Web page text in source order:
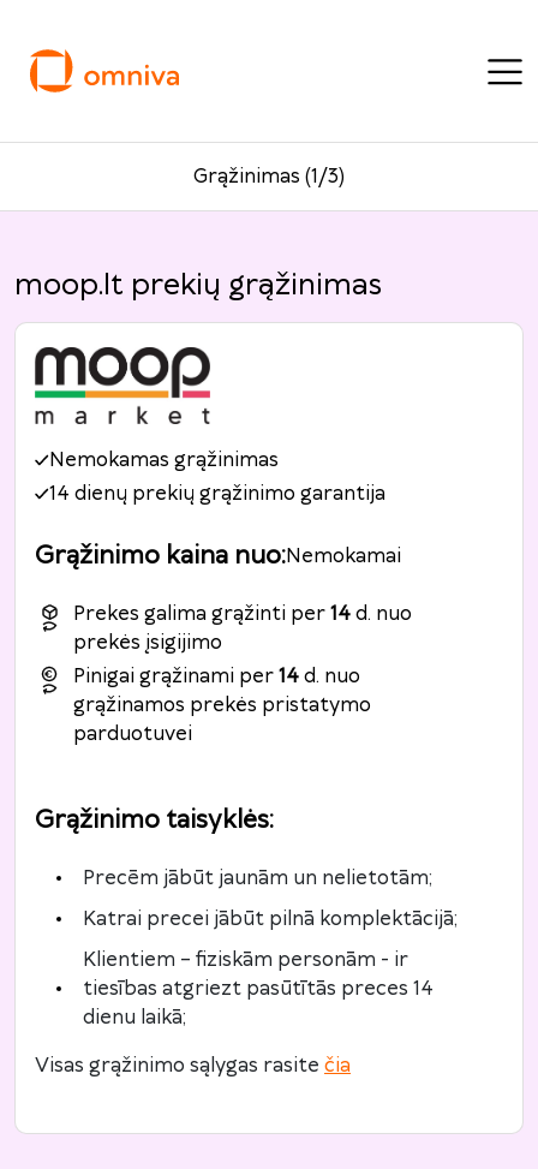
Grąžinimas (1/3)
moop.lt prekių grąžinimas
Nemokamas grąžinimas
14 dienų prekių grąžinimo garantija
Grąžinimo kaina nuo:Nemokamai
Prekes galima grąžinti per14d. nuo
prekės įsigijimo
Pinigai grąžinami per14d. nuo
grąžinamos prekės pristatymo
parduotuvei
Grąžinimo taisyklės:
Precēm jābūt jaunām un nelietotām;
Katrai precei jābūt pilnā komplektācijā;
Klientiem – fiziskām personām - ir
tiesības atgriezt pasūtītās preces 14
dienu laikā;
Visas grąžinimo sąlygas rasite čia